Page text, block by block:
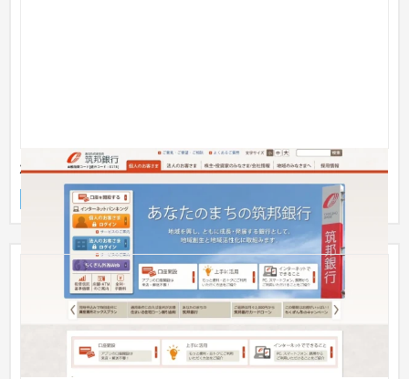
株式会社筑邦銀行
銀行・地銀・証券